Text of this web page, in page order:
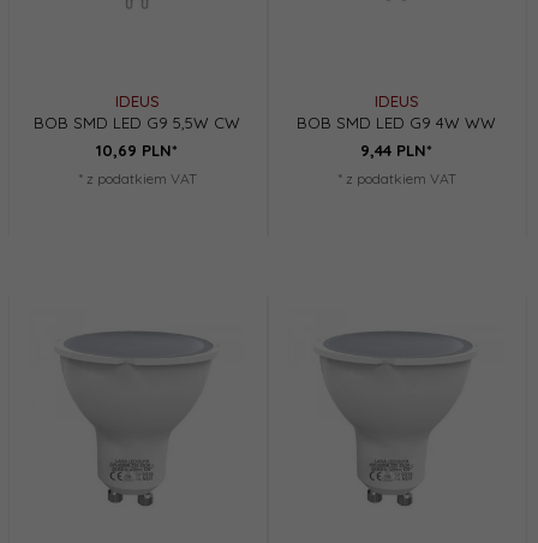
IDEUS
BOB SMD LED G9 5,5W CW
10,69 PLN*
* z podatkiem VAT
IDEUS
BOB SMD LED G9 4W WW
9,44 PLN*
* z podatkiem VAT